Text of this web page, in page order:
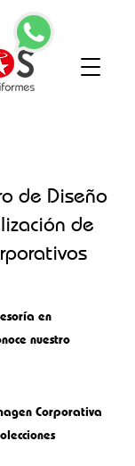
de Diseño
de
en
nuestro
Corporativa